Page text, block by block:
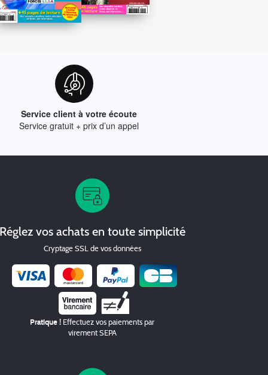
Service client à votre écoute
Service gratuit + prix d’un appel
vos achats en toute simplicité
Cryptage SSL de vos données
Chèque
Pratique ! Effectuez vos paiements par
virement SEPA